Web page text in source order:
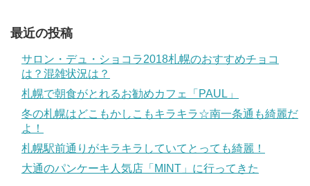
最近の投稿
サロン・デュ・ショコラ2018札幌のおすすめチョコ
は？混雑状況は？
札幌で朝食がとれるお勧めカフェ「PAUL」
冬の札幌はどこもかしこもキラキラ☆南一条通も綺麗だ
よ！
札幌駅前通りがキラキラしていてとっても綺麗！
大通のパンケーキ人気店「MINT」に行ってきた